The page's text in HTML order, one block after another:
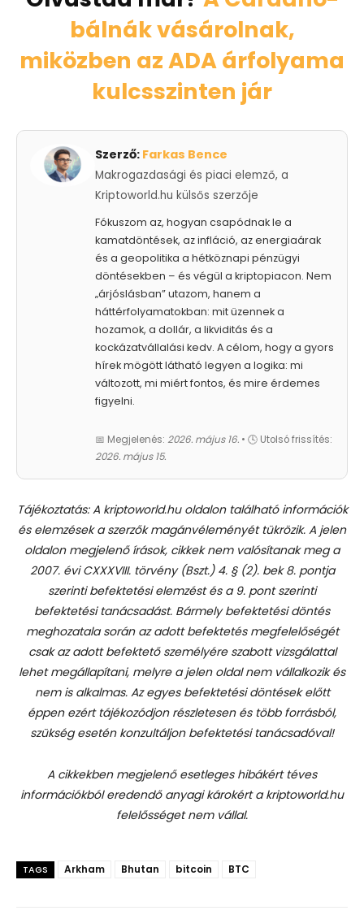
bálnák vásárolnak,
miközben az ADA árfolyama
kulcsszinten jár
Szerző: Farkas Bence
Makrogazdasági és piaci elemző, a
Kriptoworld.hu külsős szerzője
Fókuszom az, hogyan csapódnak le a
kamatdöntések, az infláció, az energiaárak
és a geopolitika a hétköznapi pénzügyi
döntésekben – és végül a kriptopiacon. Nem
„árjóslásban” utazom, hanem a
háttérfolyamatokban: mit üzennek a
hozamok, a dollár, a likviditás és a
kockázatvállalási kedv. A célom, hogy a gyors
hírek mögött látható legyen a logika: mi
változott, mi miért fontos, és mire érdemes
figyelni.
📅 Megjelenés: 2026. május 16. • 🕓 Utolsó frissítés:
2026. május 15.
Tájékoztatás: A kriptoworld.hu oldalon található információk
és elemzések a szerzők magánvéleményét tükrözik. A jelen
oldalon megjelenő írások, cikkek nem valósítanak meg a
2007. évi CXXXVIII. törvény (Bszt.) 4. § (2). bek 8. pontja
szerinti befektetési elemzést és a 9. pont szerinti
befektetési tanácsadást. Bármely befektetési döntés
meghozatala során az adott befektetés megfelelőségét
csak az adott befektető személyére szabott vizsgálattal
lehet megállapítani, melyre a jelen oldal nem vállalkozik és
nem is alkalmas. Az egyes befektetési döntések előtt
éppen ezért tájékozódjon részletesen és több forrásból,
szükség esetén konzultáljon befektetési tanácsadóval!
A cikkekben megjelenő esetleges hibákért téves
információkból eredendő anyagi károkért a kriptoworld.hu
felelősséget nem vállal.
TAGS Arkham Bhutan bitcoin BTC